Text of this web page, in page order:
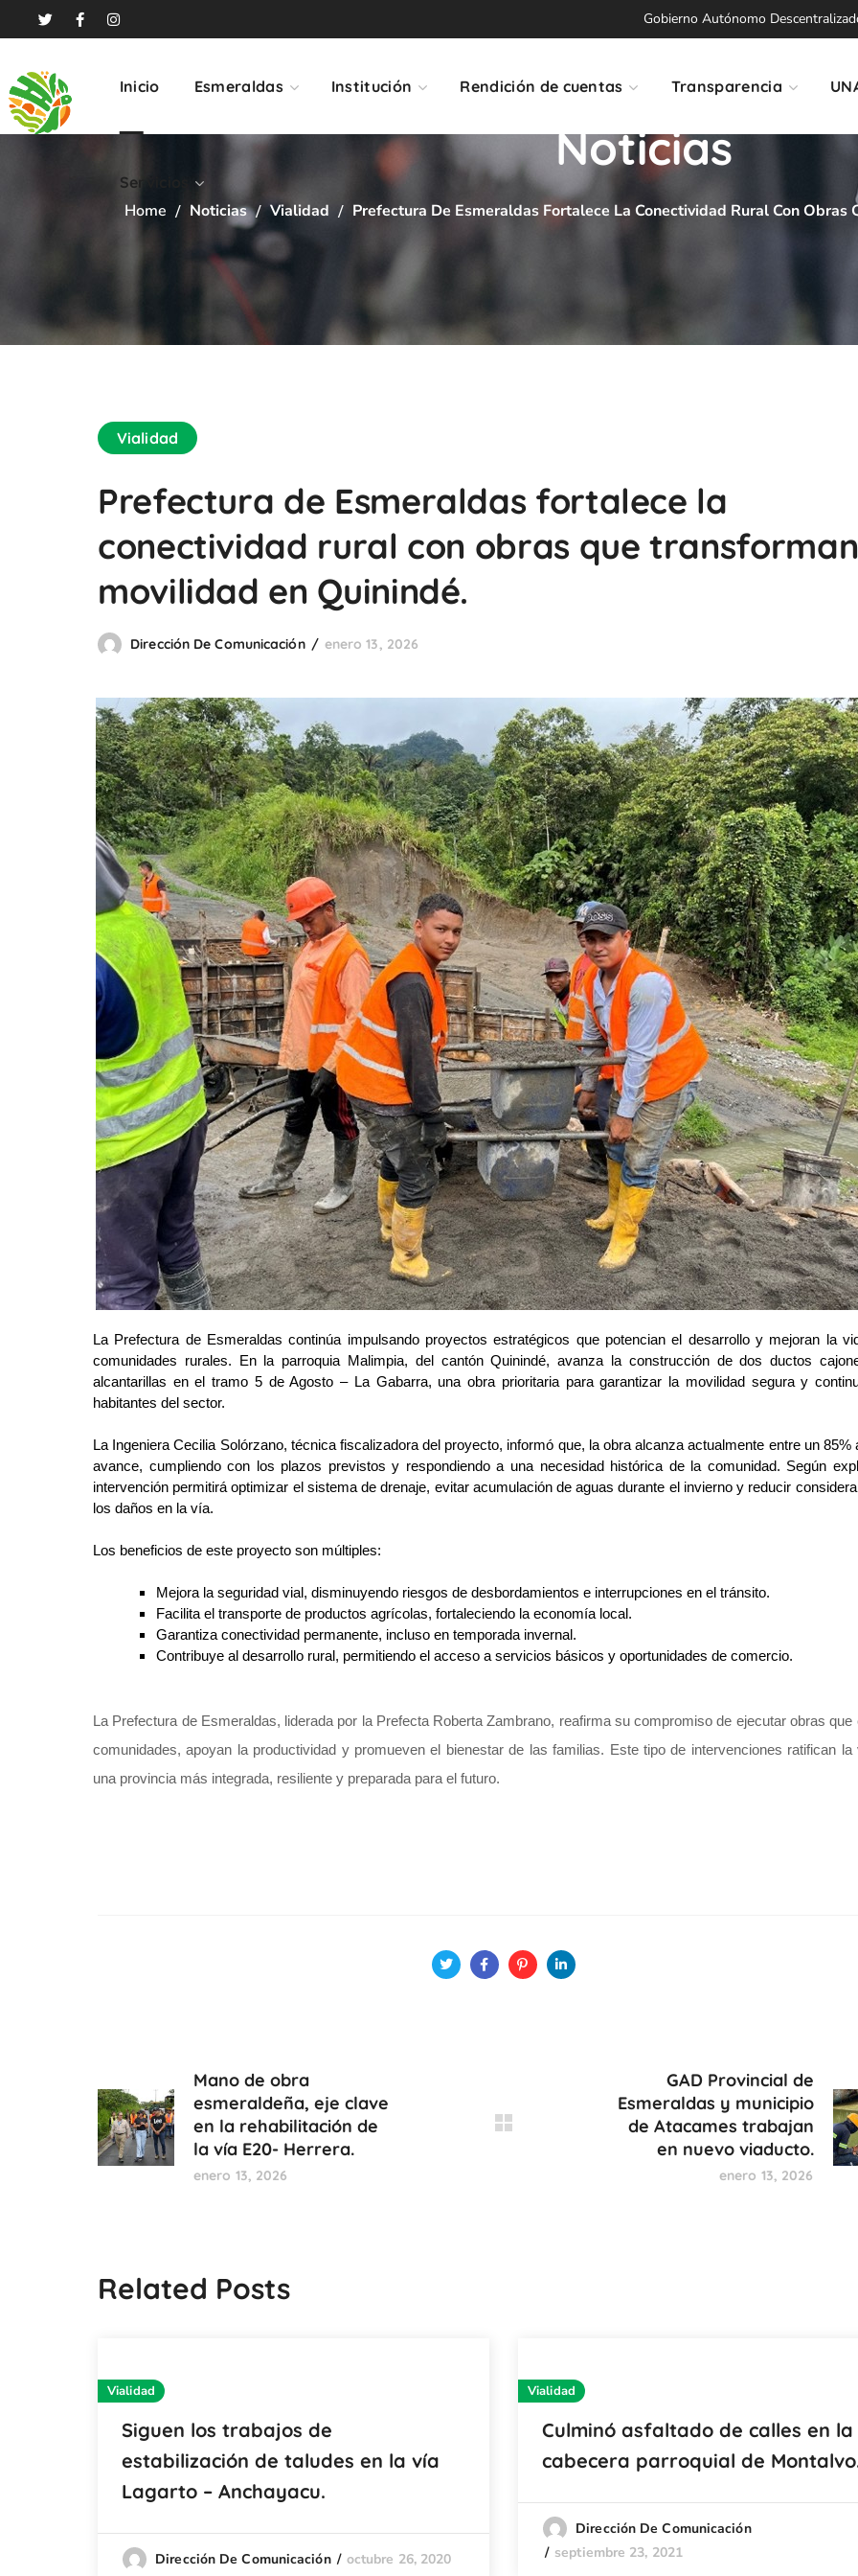
Gobierno Autónomo
Inicio Esmeraldas Institución Rendición de cuentas Transparencia
Servicios
Noticias
Home Noticias Vialidad Prefectura De Esmeraldas Fortalece La Conectividad Rural Con
Vialidad
Prefectura de Esmeraldas fortalece la
conectividad rural con obras que
movilidad en Quinindé.
Dirección De Comunicación enero 13, 2026
La Prefectura de Esmeraldas continúa impulsando proyectos estratégicos que potencian el desarrollo y mejoran la
comunidades rurales. En la parroquia Malimpia, del cantón Quinindé, avanza la construcción de dos ductos
alcantarillas en el tramo 5 de Agosto – La Gabarra, una obra prioritaria para garantizar la movilidad segura y
habitantes del sector.
La Ingeniera Cecilia Solórzano, técnica fiscalizadora del proyecto, informó que, la obra alcanza actualmente entre un 85%
avance, cumpliendo con los plazos previstos y respondiendo a una necesidad histórica de la comunidad. Según
intervención permitirá optimizar el sistema de drenaje, evitar acumulación de aguas durante el invierno y reducir
los daños en la vía.
Los beneficios de este proyecto son múltiples:
Mejora la seguridad vial, disminuyendo riesgos de desbordamientos e interrupciones en el tránsito.
Facilita el transporte de productos agrícolas, fortaleciendo la economía local.
Garantiza conectividad permanente, incluso en temporada invernal.
Contribuye al desarrollo rural, permitiendo el acceso a servicios básicos y oportunidades de comercio.
La Prefectura de Esmeraldas, liderada por la Prefecta Roberta Zambrano, reafirma su compromiso de ejecutar obras que
comunidades, apoyan la productividad y promueven el bienestar de las familias. Este tipo de intervenciones ratifican la
una provincia más integrada, resiliente y preparada para el futuro.
Mano de obra
esmeraldeña, eje clave
en la rehabilitación de
la vía E20- Herrera.
enero 13, 2026
GAD Provincial de
Esmeraldas y municipio
de Atacames trabajan
en nuevo viaducto.
enero 13, 2026
Related Posts
Vialidad
Siguen los trabajos de
estabilización de taludes en la vía
Lagarto – Anchayacu.
Dirección De Comunicación octubre 26, 2020
Vialidad
Culminó asfaltado de calles en la
cabecera parroquial de
Dirección De Comunicación
septiembre 23, 2021